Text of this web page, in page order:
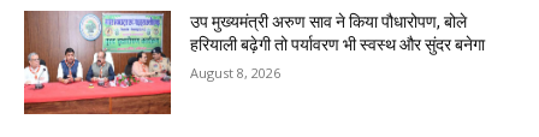
उप मुख्यमंत्री अरुण साव ने किया पौधारोपण, बोले
हरियाली बढ़ेगी तो पर्यावरण भी स्वस्थ और सुंदर बनेगा
August 8, 2026